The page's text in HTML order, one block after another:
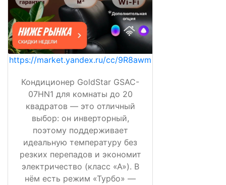
https://market.yandex.ru/cc/9R8awm
Кондиционер GoldStar GSAC-
07HN1 для комнаты до 20
квадратов — это отличный
выбор: он инверторный,
поэтому поддерживает
идеальную температуру без
резких перепадов и экономит
электричество (класс «А»). В
нём есть режим «Турбо» —